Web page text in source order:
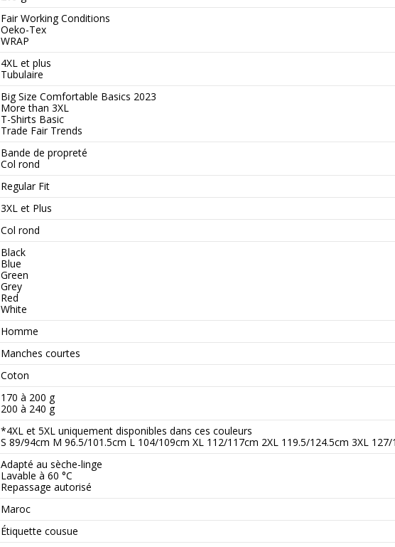
Fair Working Conditions
Oeko-Tex
WRAP
4XL et plus
Tubulaire
Big Size Comfortable Basics 2023
More than 3XL
T-Shirts Basic
Trade Fair Trends
Bande de propreté
Col rond
Regular Fit
3XL et Plus
Col rond
Black
Blue
Green
Grey
Red
White
Homme
Manches courtes
Coton
170 à 200 g
200 à 240 g
*4XL et 5XL uniquement disponibles dans ces couleurs
S 89/94cm M 96.5/101.5cm L 104/109cm XL 112/117cm 2XL 119.5/124.5cm 3XL
Adapté au sèche-linge
Lavable à 60 °C
Repassage autorisé
Maroc
Étiquette cousue